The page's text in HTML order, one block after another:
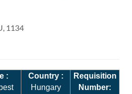
1134
:
Country :
Hungary
Requisition
Number: